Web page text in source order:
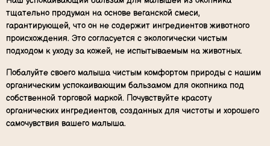
тщательно продуман на основе веганской смеси,
гарантирующей, что он не содержит ингредиентов животного
происхождения. Это согласуется с экологически чистым
подходом к уходу за кожей, не испытываемым на животных.
Побалуйте своего малыша чистым комфортом природы с нашим
органическим успокаивающим бальзамом для окопника под
собственной торговой маркой. Почувствуйте красоту
органических ингредиентов, созданных для чистоты и хорошего
самочувствия вашего малыша.